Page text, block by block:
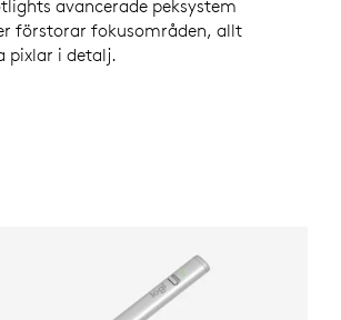
avancerade peksystem
förstorar fokusområden, allt
pixlar i detalj.